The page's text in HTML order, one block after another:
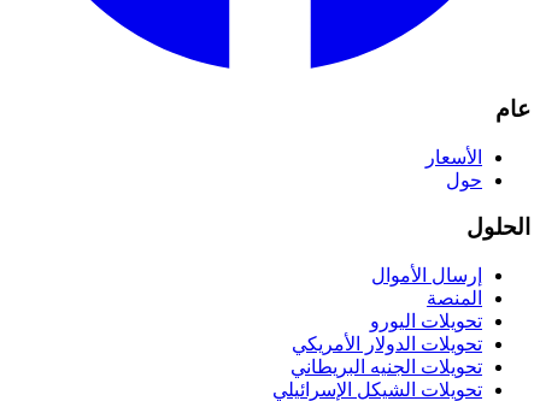
عام
الأسعار
حول
الحلول
إرسال الأموال
المنصة
تحويلات اليورو
تحويلات الدولار الأمريكي
تحويلات الجنيه البريطاني
تحويلات الشيكل الإسرائيلي